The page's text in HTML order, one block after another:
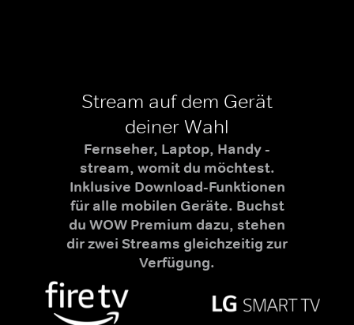
Stream auf dem Gerät
deiner Wahl
Fernseher, Laptop, Handy -
stream, womit du möchtest.
Inklusive Download-Funktionen
für alle mobilen Geräte. Buchst
du WOW Premium dazu, stehen
dir zwei Streams gleichzeitig zur
Verfügung.